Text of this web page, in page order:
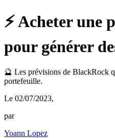
⚡️ Acheter une
pour générer
🔮 Les prévisions de BlackRock
portefeuille.
Le 02/07/2023,
par
Yoann Lopez